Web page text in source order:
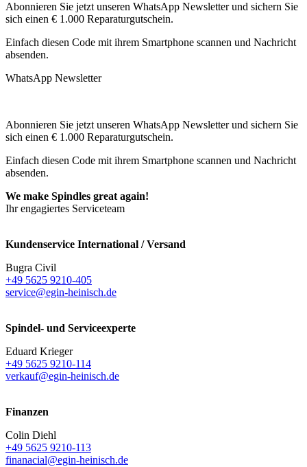
Abonnieren Sie jetzt unseren WhatsApp Newsletter und sichern Sie
sich einen € 1.000 Reparaturgutschein.
Einfach diesen Code mit ihrem Smartphone scannen und Nachricht
absenden.
WhatsApp Newsletter
Abonnieren Sie jetzt unseren WhatsApp Newsletter und sichern Sie
sich einen € 1.000 Reparaturgutschein.
Einfach diesen Code mit ihrem Smartphone scannen und Nachricht
absenden.
We make Spindles great again!
Ihr engagiertes Serviceteam
Kundenservice International / Versand
Bugra Civil
+49 5625 9210-405
service@egin-heinisch.de
Spindel- und Serviceexperte
Eduard Krieger
+49 5625 9210-114
verkauf@egin-heinisch.de
Finanzen
Colin Diehl
+49 5625 9210-113
finanacial@egin-heinisch.de